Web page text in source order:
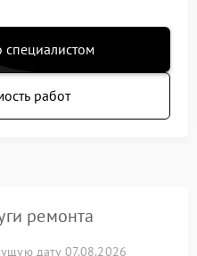
специалистом
работ
ремонта
дату 07.08.2026